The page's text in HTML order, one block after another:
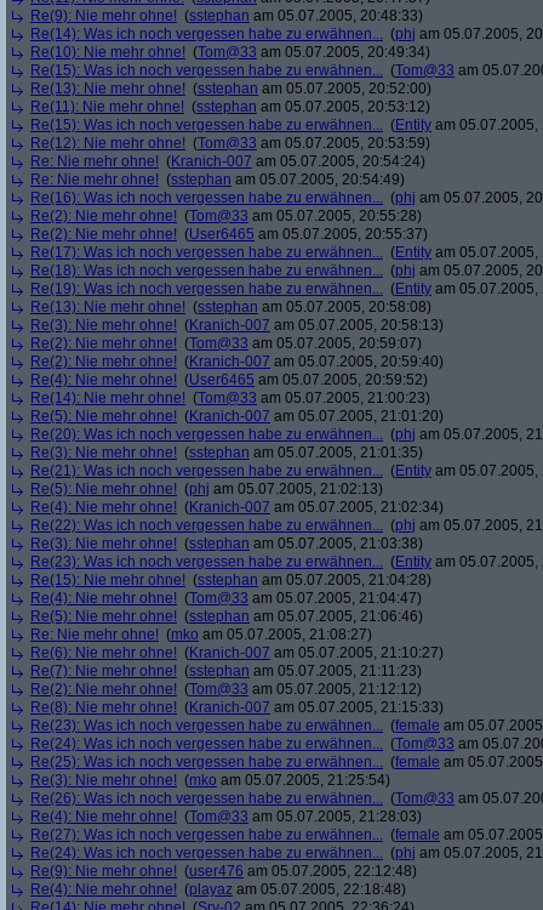
Re(9): Nie mehr ohne! (sstephan am 05.07.2005, 20:48:33)
Re(14): Was ich noch vergessen habe zu erwähnen... (phj am 05.07.2005,
Re(10): Nie mehr ohne! (Tom@33 am 05.07.2005, 20:49:34)
Re(15): Was ich noch vergessen habe zu erwähnen... (Tom@33 am
Re(13): Nie mehr ohne! (sstephan am 05.07.2005, 20:52:00)
Re(11): Nie mehr ohne! (sstephan am 05.07.2005, 20:53:12)
Re(15): Was ich noch vergessen habe zu erwähnen... (Entity am 05.07.2005,
Re(12): Nie mehr ohne! (Tom@33 am 05.07.2005, 20:53:59)
Re: Nie mehr ohne! (Kranich-007 am 05.07.2005, 20:54:24)
Re: Nie mehr ohne! (sstephan am 05.07.2005, 20:54:49)
Re(16): Was ich noch vergessen habe zu erwähnen... (phj am 05.07.2005,
Re(2): Nie mehr ohne! (Tom@33 am 05.07.2005, 20:55:28)
Re(2): Nie mehr ohne! (User6465 am 05.07.2005, 20:55:37)
Re(17): Was ich noch vergessen habe zu erwähnen... (Entity am 05.07.2005,
Re(18): Was ich noch vergessen habe zu erwähnen... (phj am 05.07.2005,
Re(19): Was ich noch vergessen habe zu erwähnen... (Entity am 05.07.2005,
Re(13): Nie mehr ohne! (sstephan am 05.07.2005, 20:58:08)
Re(3): Nie mehr ohne! (Kranich-007 am 05.07.2005, 20:58:13)
Re(2): Nie mehr ohne! (Tom@33 am 05.07.2005, 20:59:07)
Re(2): Nie mehr ohne! (Kranich-007 am 05.07.2005, 20:59:40)
Re(4): Nie mehr ohne! (User6465 am 05.07.2005, 20:59:52)
Re(14): Nie mehr ohne! (Tom@33 am 05.07.2005, 21:00:23)
Re(5): Nie mehr ohne! (Kranich-007 am 05.07.2005, 21:01:20)
Re(20): Was ich noch vergessen habe zu erwähnen... (phj am 05.07.2005,
Re(3): Nie mehr ohne! (sstephan am 05.07.2005, 21:01:35)
Re(21): Was ich noch vergessen habe zu erwähnen... (Entity am 05.07.2005,
Re(5): Nie mehr ohne! (phj am 05.07.2005, 21:02:13)
Re(4): Nie mehr ohne! (Kranich-007 am 05.07.2005, 21:02:34)
Re(22): Was ich noch vergessen habe zu erwähnen... (phj am 05.07.2005,
Re(3): Nie mehr ohne! (sstephan am 05.07.2005, 21:03:38)
Re(23): Was ich noch vergessen habe zu erwähnen... (Entity am 05.07.2005,
Re(15): Nie mehr ohne! (sstephan am 05.07.2005, 21:04:28)
Re(4): Nie mehr ohne! (Tom@33 am 05.07.2005, 21:04:47)
Re(5): Nie mehr ohne! (sstephan am 05.07.2005, 21:06:46)
Re: Nie mehr ohne! (mko am 05.07.2005, 21:08:27)
Re(6): Nie mehr ohne! (Kranich-007 am 05.07.2005, 21:10:27)
Re(7): Nie mehr ohne! (sstephan am 05.07.2005, 21:11:23)
Re(2): Nie mehr ohne! (Tom@33 am 05.07.2005, 21:12:12)
Re(8): Nie mehr ohne! (Kranich-007 am 05.07.2005, 21:15:33)
Re(23): Was ich noch vergessen habe zu erwähnen... (female am
Re(24): Was ich noch vergessen habe zu erwähnen... (Tom@33 am
Re(25): Was ich noch vergessen habe zu erwähnen... (female am
Re(3): Nie mehr ohne! (mko am 05.07.2005, 21:25:54)
Re(26): Was ich noch vergessen habe zu erwähnen... (Tom@33 am
Re(4): Nie mehr ohne! (Tom@33 am 05.07.2005, 21:28:03)
Re(27): Was ich noch vergessen habe zu erwähnen... (female am
Re(24): Was ich noch vergessen habe zu erwähnen... (phj am 05.07.2005,
Re(9): Nie mehr ohne! (user476 am 05.07.2005, 22:12:48)
Re(4): Nie mehr ohne! (playaz am 05.07.2005, 22:18:48)